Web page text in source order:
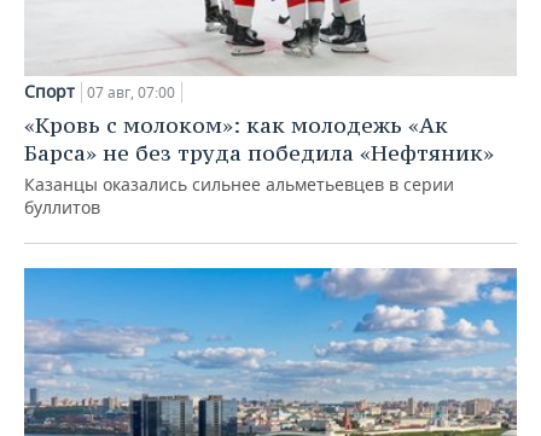
Спорт 07 авг, 07:00
«Кровь с молоком»: как молодежь «Ак
Барса» не без труда победила «Нефтяник»
Казанцы оказались сильнее альметьевцев в серии
буллитов